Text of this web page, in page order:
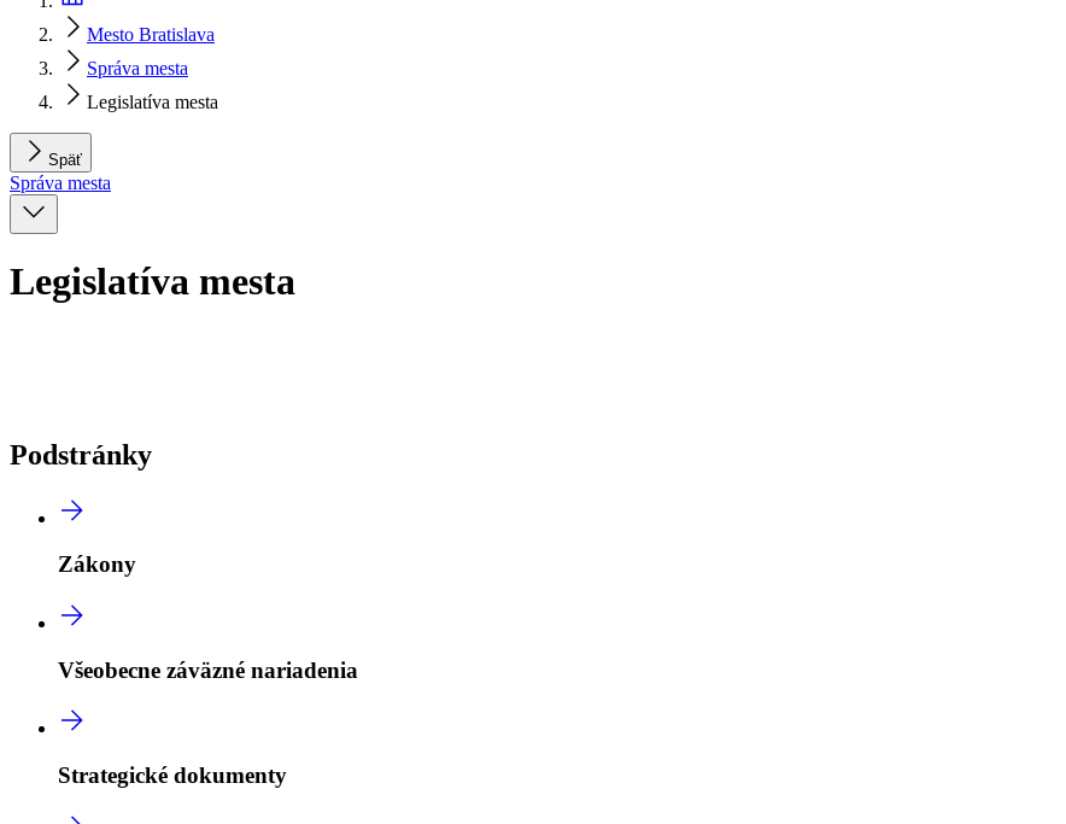
Mesto Bratislava
Správa mesta
Legislatíva mesta
Späť
Správa mesta
Legislatíva mesta
Podstránky
Zákony
Všeobecne záväzné nariadenia
Strategické dokumenty